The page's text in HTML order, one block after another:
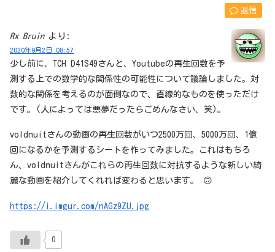
返信
Rx Bruin より:
2020年9月2日 08:57
少し前に、TCH D41S49さんと、Youtubeの再生回数を予
測する上での数学的な関係性の可能性について議論しました。対
数的な関係を考えるのが面倒なので、直線的なものを使っただけ
です。(人によっては悪夢だったらごめんなさい、笑)。
voldnuitさんの動画の再生回数がいつ2500万回、5000万回、1億
回になるかを予測するシートを作ってみました。これはもちろ
ん、voldnuitさんがこれらの再生回数に対抗するような新しい綺
麗な動画を紹介してくれれば変わると思います。 🙃
https://i.imgur.com/nAGz9ZU.jpg
0